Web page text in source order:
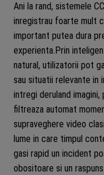
Ani la rand, sistemele
inregistrau foarte mult
important putea dura
experienta.Prin
natural, utilizatorii pot
sau situatii relevante in
intregi deruland
filtreaza automat
supraveghere video
lume in care timpul
gasi rapid un incident
obositoare si un